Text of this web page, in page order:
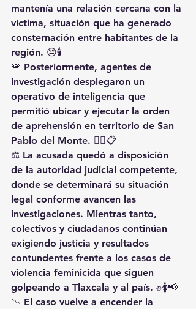
mantenía una relación cercana con la
víctima, situación que ha generado
consternación entre habitantes de la
región. 😔🕯️
🚨 Posteriormente, agentes de
investigación desplegaron un
operativo de inteligencia que
permitió ubicar y ejecutar la orden
de aprehensión en territorio de San
Pablo del Monte. 👮‍♂️📋
⚖️ La acusada quedó a disposición
de la autoridad judicial competente,
donde se determinará su situación
legal conforme avancen las
investigaciones. Mientras tanto,
colectivos y ciudadanos continúan
exigiendo justicia y resultados
contundentes frente a los casos de
violencia feminicida que siguen
golpeando a Tlaxcala y al país. ✊🚺📢
📉 El caso vuelve a encender la